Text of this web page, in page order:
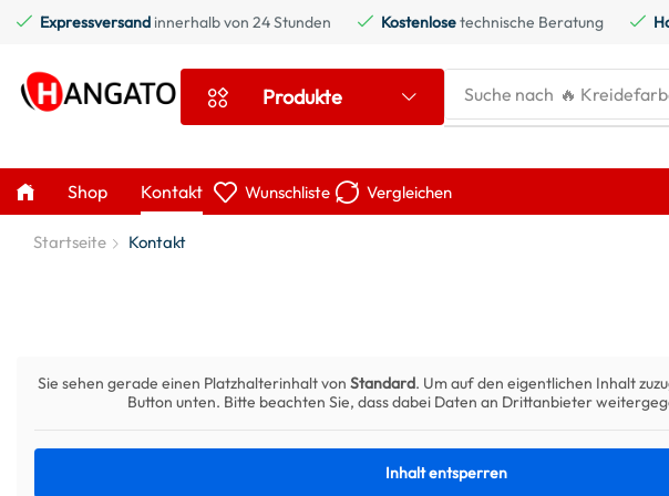
Expressversand innerhalb von 24 Stunden Kostenlosetechnische Beratung
Produkte Suche nach 🔥
Shop Kontakt Wunschliste Vergleichen
Startseite Kontakt
Sie sehen gerade einen Platzhalterinhalt von Standard. Um auf den eigentlichen Inhalt
Button unten. Bitte beachten Sie, dass dabei Daten an Drittanbieter
Inhalt entsperren